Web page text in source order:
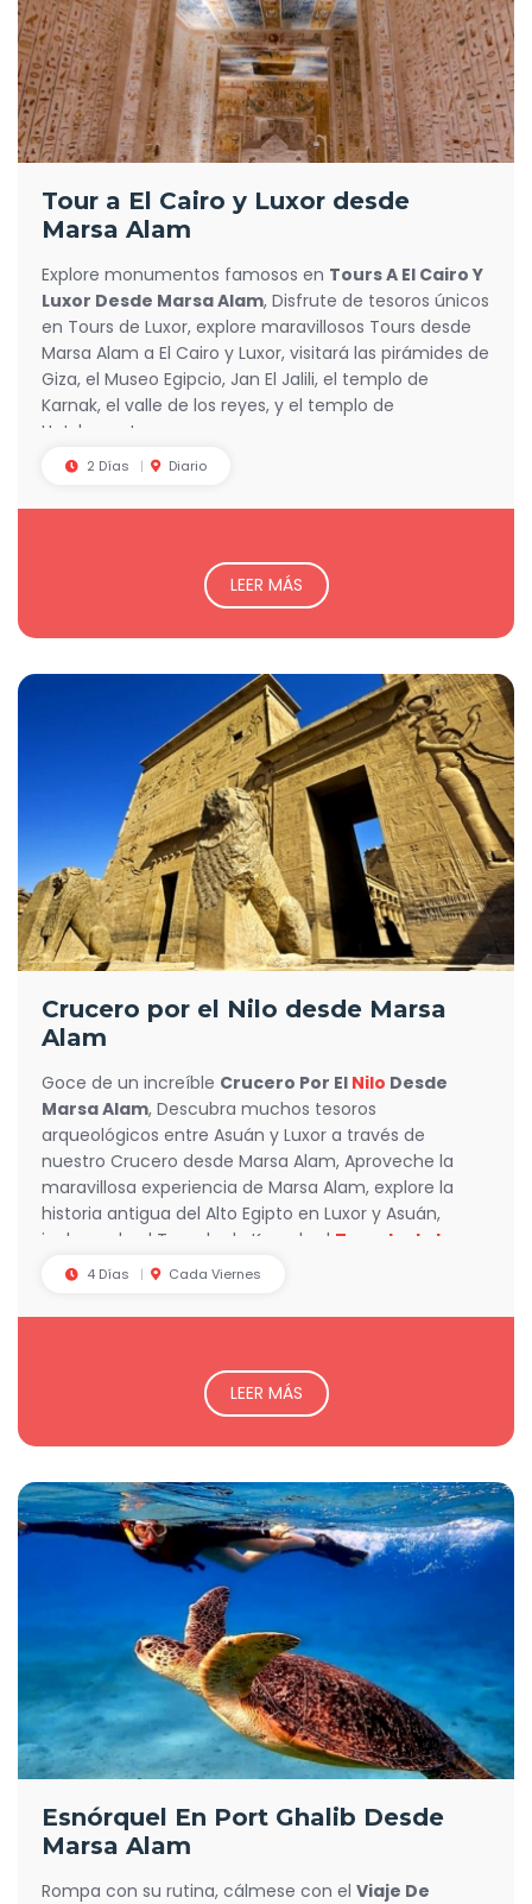
Tour a El Cairo y Luxor desde
Marsa Alam
Explore monumentos famosos en Tours A El Cairo Y
Luxor Desde Marsa Alam, Disfrute de tesoros únicos
en Tours de Luxor, explore maravillosos Tours desde
Marsa Alam a El Cairo y Luxor, visitará las pirámides de
Giza, el Museo Egipcio, Jan El Jalili, el templo de
Karnak, el valle de los reyes, y el templo de
Hatshepsut.
2 Días Diario
LEER MÁS
Crucero por el Nilo desde Marsa
Alam
Goce de un increíble Crucero Por El Nilo Desde
Marsa Alam, Descubra muchos tesoros
arqueológicos entre Asuán y Luxor a través de
nuestro Crucero desde Marsa Alam, Aproveche la
maravillosa experiencia de Marsa Alam, explore la
historia antigua del Alto Egipto en Luxor y Asuán,
incluyendo el Templo de Karnak, el Templo de Luxor
y el Valle de los Reyes.
4 Días Cada Viernes
LEER MÁS
Esnórquel En Port Ghalib Desde
Marsa Alam
Rompa con su rutina, cálmese con el Viaje De